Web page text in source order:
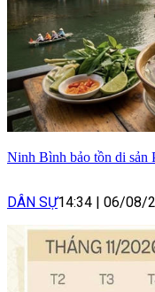
Ninh Bình bảo tồn di sản
DÂN SỰ14:34 | 06/08/